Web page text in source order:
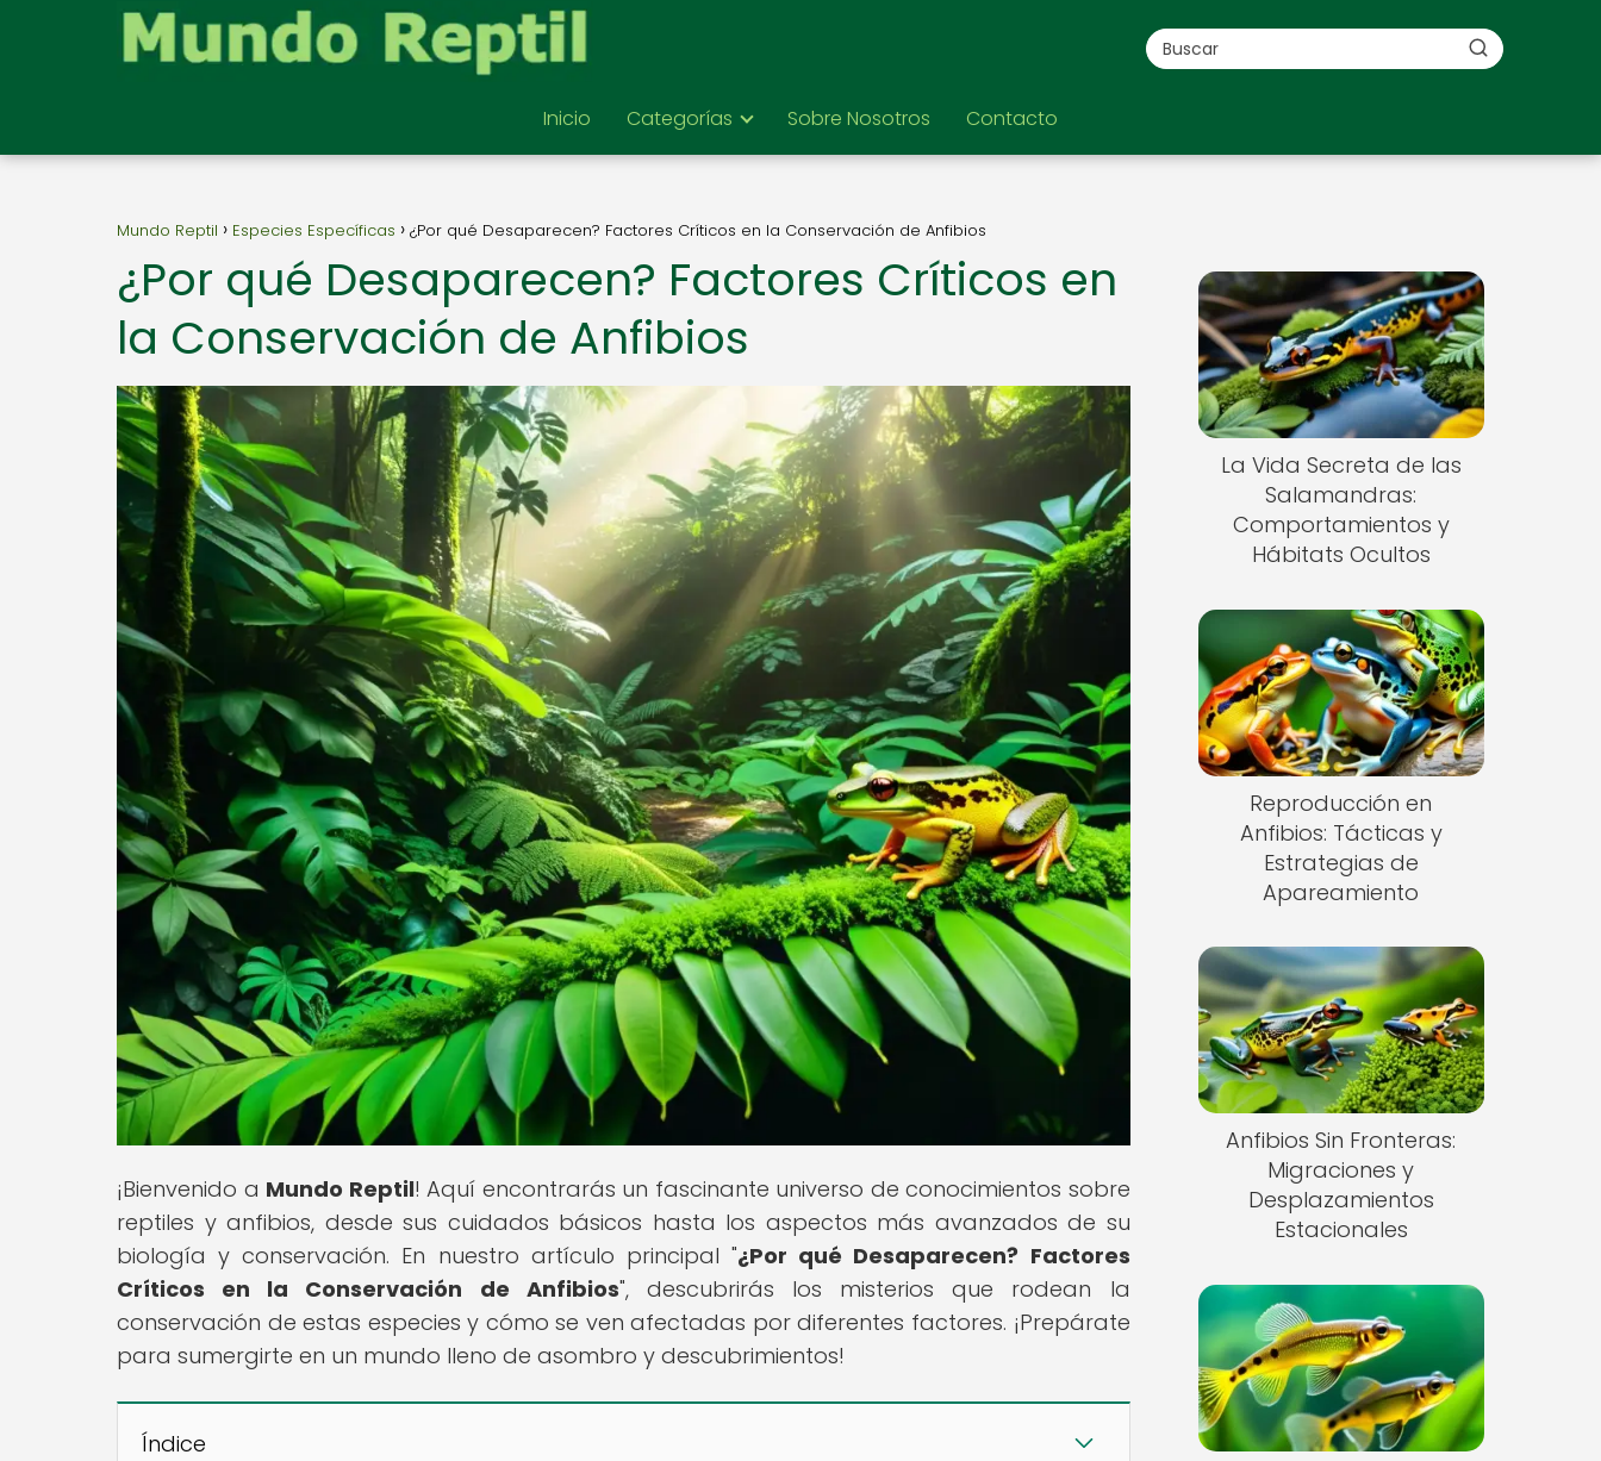
Inicio Categorías Sobre Nosotros Contacto
Mundo Reptil Especies Específicas ¿Por qué Desaparecen? Factores Críticos en la Conservación de Anfibios
¿Por qué Desaparecen? Factores Críticos en
la Conservación de Anfibios
¡Bienvenido a Mundo Reptil! Aquí encontrarás un fascinante universo de conocimientos sobre
reptiles y anfibios, desde sus cuidados básicos hasta los aspectos más avanzados de su
biología y conservación. En nuestro artículo principal "¿Por qué Desaparecen? Factores
Críticos en la Conservación de Anfibios", descubrirás los misterios que rodean la
conservación de estas especies y cómo se ven afectadas por diferentes factores. ¡Prepárate
para sumergirte en un mundo lleno de asombro y descubrimientos!
Índice
La Vida Secreta de las
Salamandras:
Comportamientos y
Hábitats Ocultos
Reproducción en
Anfibios: Tácticas y
Estrategias de
Apareamiento
Anfibios Sin Fronteras:
Migraciones y
Desplazamientos
Estacionales